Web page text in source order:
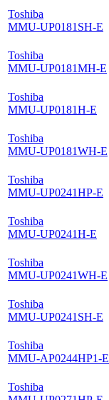
Toshiba
MMU-UP0181SH-E
Toshiba
MMU-UP0181MH-E
Toshiba
MMU-UP0181H-E
Toshiba
MMU-UP0181WH-E
Toshiba
MMU-UP0241HP-E
Toshiba
MMU-UP0241H-E
Toshiba
MMU-UP0241WH-E
Toshiba
MMU-UP0241SH-E
Toshiba
MMU-AP0244HP1-E
Toshiba